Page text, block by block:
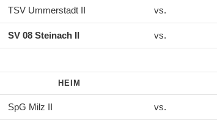
TSV Ummerstadt II vs.
SV 08 Steinach II vs.
HEIM
SpG Milz II vs.